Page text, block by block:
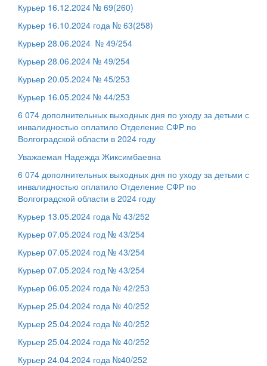
Курьер 16.12.2024 № 69(260)
Курьер 16.10.2024 года № 63(258)
Курьер 28.06.2024 № 49/254
Курьер 28.06.2024 № 49/254
Курьер 20.05.2024 № 45/253
Курьер 16.05.2024 № 44/253
6 074 дополнительных выходных дня по уходу за детьми с
инвалидностью оплатило Отделение СФР по
Волгоградской области в 2024 году
Уважаемая Надежда Жиксимбаевна
6 074 дополнительных выходных дня по уходу за детьми с
инвалидностью оплатило Отделение СФР по
Волгоградской области в 2024 году
Курьер 13.05.2024 года № 43/252
Курьер 07.05.2024 год № 43/254
Курьер 07.05.2024 год № 43/254
Курьер 07.05.2024 год № 43/254
Курьер 06.05.2024 года № 42/253
Курьер 25.04.2024 года № 40/252
Курьер 25.04.2024 года № 40/252
Курьер 25.04.2024 года № 40/252
Курьер 24.04.2024 года №40/252